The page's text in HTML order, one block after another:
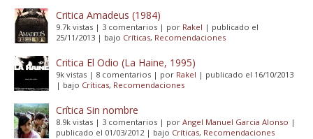
Critica Amadeus (1984)
9.7k vistas | 3 comentarios | por Rakel | publicado el
25/11/2013 | bajo Críticas, Recomendaciones
Critica El Odio (La Haine, 1995)
9k vistas | 8 comentarios | por Rakel | publicado el 16/10/2013
| bajo Críticas, Recomendaciones
Crítica Sin nombre
8.9k vistas | 3 comentarios | por Angel Manuel Garcia Alonso |
publicado el 01/03/2012| bajo Críticas, Recomendaciones